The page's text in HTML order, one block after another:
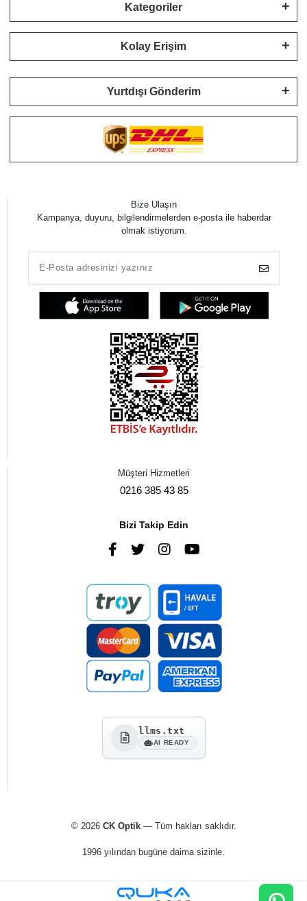
Kategoriler
Kolay Erişim
Yurtdışı Gönderim
Bize Ulaşın
Kampanya, duyuru, bilgilendirmelerden e-posta ile haberdar
olmak istiyorum.
Müşteri Hizmetleri
0216 385 43 85
Bizi Takip Edin
llms.txt
AI READY
© 2026 CK Optik— Tüm hakları saklıdır.
1996 yılından bugüne daima sizinle.